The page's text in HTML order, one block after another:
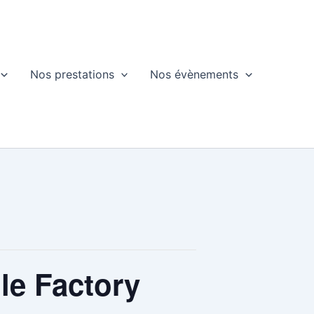
Nos prestations Nos évènements
Factory